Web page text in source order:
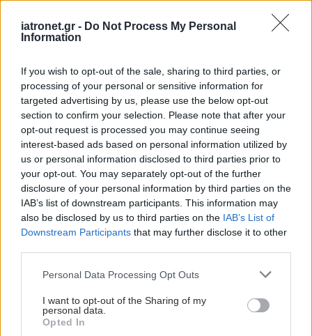
iatronet.gr - Do Not Process My Personal
Information
If you wish to opt-out of the sale, sharing to third parties, or
processing of your personal or sensitive information for
targeted advertising by us, please use the below opt-out
section to confirm your selection. Please note that after your
opt-out request is processed you may continue seeing
interest-based ads based on personal information utilized by
us or personal information disclosed to third parties prior to
your opt-out. You may separately opt-out of the further
disclosure of your personal information by third parties on the
IAB’s list of downstream participants. This information may
also be disclosed by us to third parties on the IAB’s List of
Downstream Participants that may further disclose it to other
Please note that this website/app uses one or more Google
not limited to your visit or usage behaviour. You may click to
grant or deny consent to Google and its third-party tags to
use your data for below specified purposes in below Google
Personal Data Processing Opt Outs
I want to opt-out of the Sharing of my
personal data.
Opted In